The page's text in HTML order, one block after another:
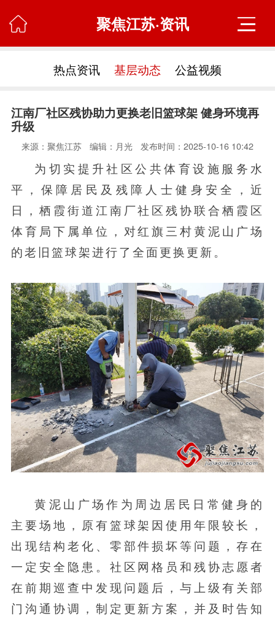
 聚焦江苏·资讯
热点资讯 基层动态 公益视频
江南厂社区残协助力更换老旧篮球架 健身环境再
升级
来源：聚焦江苏 编辑：月光 发布时间：2025-10-16 10:42
为切实提升社区公共体育设施服务水
平，保障居民及残障人士健身安全，近
日，栖霞街道江南厂社区残协联合栖霞区
体育局下属单位，对红旗三村黄泥山广场
的老旧篮球架进行了全面更换更新。
黄泥山广场作为周边居民日常健身的
主要场地，原有篮球架因使用年限较长，
出现结构老化、零部件损坏等问题，存在
一定安全隐患。社区网格员和残协志愿者
在前期巡查中发现问题后，与上级有关部
门沟通协调，制定更新方案，并及时告知